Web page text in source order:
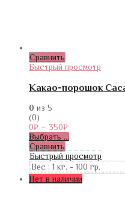
Сравнить
Быстрый просмотр
Какао-порошок
0 из 5
(0)
0₽ – 350₽
Выбрать ...
Сравнить
Быстрый просмотр
Вес : 1 кг. - 100 гр.
Нет в наличии